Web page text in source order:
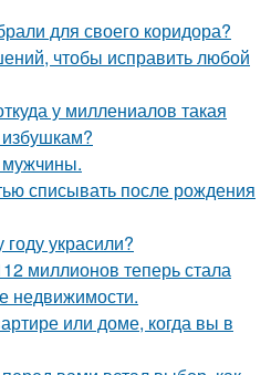
для своего коридора?
чтобы исправить любой
у миллениалов такая
списывать после рождения
украсили?
миллионов теперь стала
недвижимости.
или доме, когда вы в